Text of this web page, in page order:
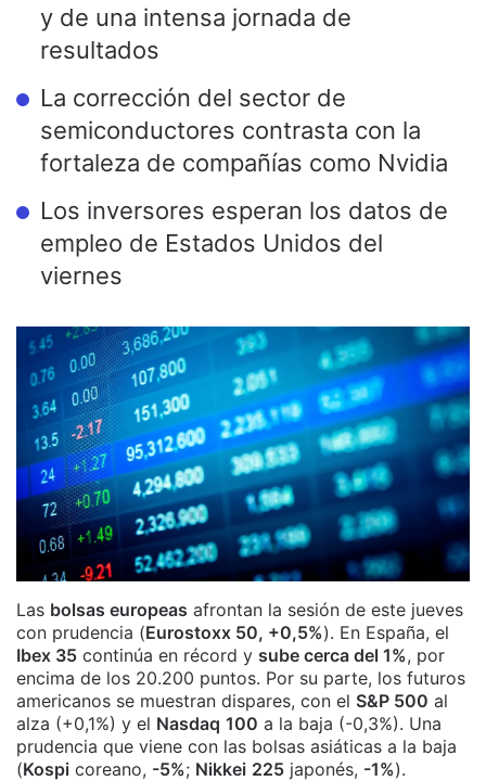
y de una intensa jornada de
resultados
La corrección del sector de
semiconductores contrasta con la
fortaleza de compañías como Nvidia
Los inversores esperan los datos de
empleo de Estados Unidos del
viernes
Las bolsas europeas afrontan la sesión de este jueves
con prudencia (Eurostoxx 50, +0,5%). En España, el
Ibex 35 continúa en récord y sube cerca del 1%, por
encima de los 20.200 puntos. Por su parte, los futuros
americanos se muestran dispares, con el S&P 500 al
alza (+0,1%) y el Nasdaq 100 a la baja (-0,3%). Una
prudencia que viene con las bolsas asiáticas a la baja
(Kospi coreano, -5%; Nikkei 225 japonés, -1%).